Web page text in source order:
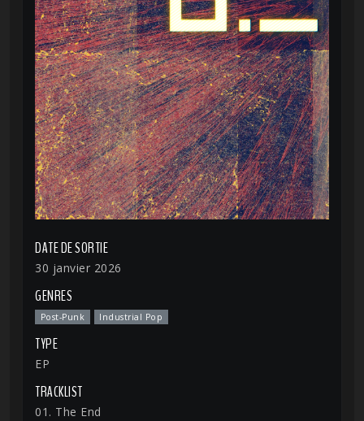
DATE DE SORTIE
30 janvier 2026
GENRES
Post-Punk Industrial Pop
TYPE
EP
TRACKLIST
01. The End